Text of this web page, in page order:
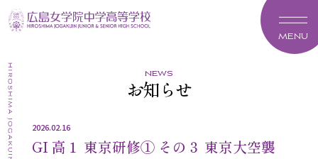
MENU
news
お知らせ
2026.02.16
GI 高１ 東京研修① その３ 東京大空襲